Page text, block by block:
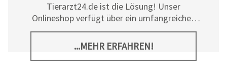
Tierarzt24.de ist die Lösung! Unser
Onlineshop verfügt über ein umfangreiches
Sortiment an Diät- und
Ergänzungsfuttermitteln, Pflegeprodukten
sowie allerlei tierischem Zubehör für Hunde,
Katzen und Pferde. Neben den hochwertigen
...MEHR ERFAHREN!